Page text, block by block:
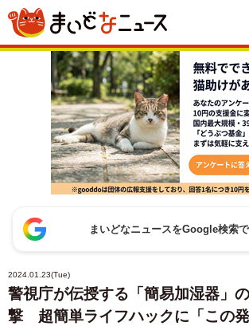
まいどなニュースをGoogle検索
2024.01.23(Tue)
警視庁が伝授する「簡易加湿器」
撃 超簡単ライフハックに「この